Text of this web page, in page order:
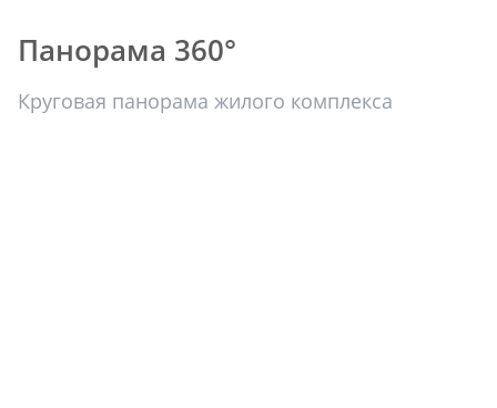
Панорама 360°
Круговая панорама жилого комплекса